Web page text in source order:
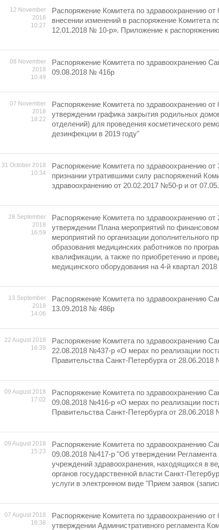
12 November
2018
10:27
Распоряжение Комитета по здравоохранению
внесении изменений в распоряжение Комитета
12.01.2018 № 10-р». Приложение к распоряжению
08 November
2018
10:49
Распоряжение Комитета по здравоохранению
09.08.2018 № 416р
07 November
2018
18:22
Распоряжение Комитета по здравоохранению
утверждении графика закрытия родильных
отделений) для проведения косметического
дезинфекции в 2019 году"
31 October 2018
10:34
Распоряжение Комитета по здравоохранению
признании утратившими силу распоряжений
здравоохранению от 20.02.2017 №50-р и от
28 September
2018
16:59
Распоряжение Комитета по здравоохранению
утверждении Плана мероприятий по
мероприятий по организации дополнительного
образования медицинских работников по
квалификации, а также по приобретению и
медицинского оборудования на 4-й квартал 2018
13 September
2018
14:06
Распоряжение Комитета по здравоохранению
13.09.2018 № 486р
22 August 2018
16:39
Распоряжение Комитета по здравоохранению
22.08.2018 №437-р «О мерах по реализации
Правительства Санкт-Петербурга от 28.06.2018
09 August 2018
17:02
Распоряжение Комитета по здравоохранению
09.08.2018 №416-р «О мерах по реализации
Правительства Санкт-Петербурга от 28.06.2018
09 August 2018
15:23
Распоряжение Комитета по здравоохранению
09.08.2018 №417-р "Об утверждении Регламента
учреждений здравоохранения, находящихся в
органов государственной власти Санкт-
услуги в электронном виде "Прием заявок
07 August 2018
16:38
Распоряжение Комитета по здравоохранению
утверждении Административного регламента